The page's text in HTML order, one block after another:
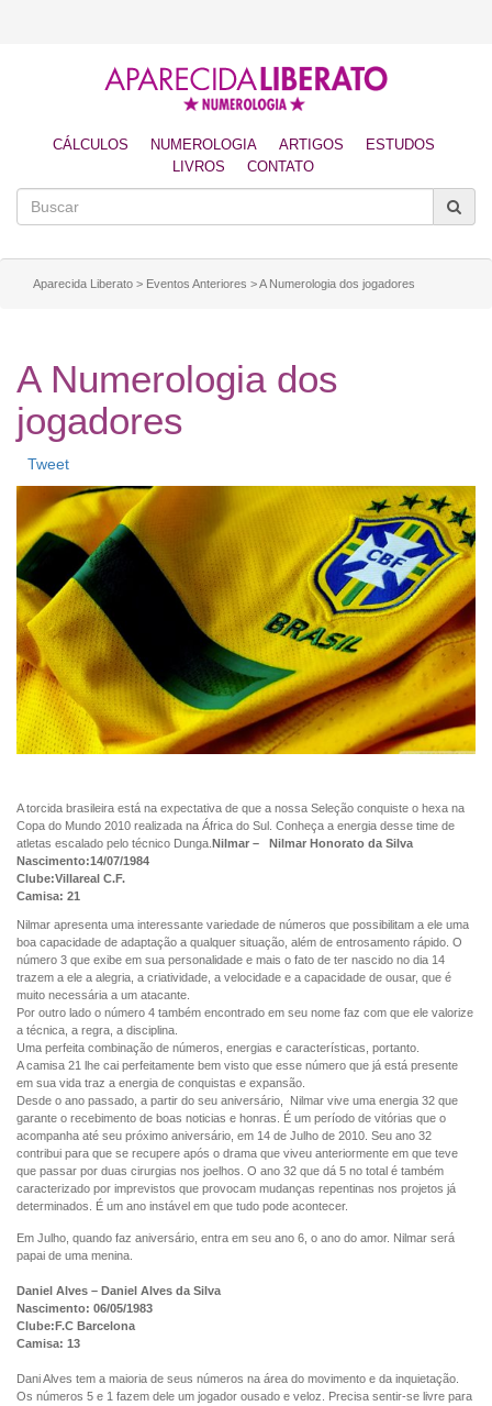
CÁLCULOS NUMEROLOGIA ARTIGOS
ESTUDOS
LIVROS
CONTATO
Aparecida Liberato > Eventos Anteriores >A Numerologia dos jogadores
A Numerologia dos
jogadores
Tweet
A torcida brasileira está na expectativa de que a nossa Seleção conquiste o hexa na
Copa do Mundo 2010 realizada na África do Sul. Conheça a energia desse time de
atletas escalado pelo técnico Dunga. Nilmar – Nilmar Honorato da Silva
Nascimento:14/07/1984
Clube:Villareal C.F.
Camisa: 21
Nilmar apresenta uma interessante variedade de números que possibilitam a ele uma
boa capacidade de adaptação a qualquer situação, além de entrosamento rápido. O
número 3 que exibe em sua personalidade e mais o fato de ter nascido no dia 14
trazem a ele a alegria, a criatividade, a velocidade e a capacidade de ousar, que é
muito necessária a um atacante.
Por outro lado o número 4 também encontrado em seu nome faz com que ele valorize
a técnica, a regra, a disciplina.
Uma perfeita combinação de números, energias e características, portanto.
A camisa 21 lhe cai perfeitamente bem visto que esse número que já está presente
em sua vida traz a energia de conquistas e expansão.
Desde o ano passado, a partir do seu aniversário, Nilmar vive uma energia 32 que
garante o recebimento de boas noticias e honras. É um período de vitórias que o
acompanha até seu próximo aniversário, em 14 de Julho de 2010. Seu ano 32
contribui para que se recupere após o drama que viveu anteriormente em que teve
que passar por duas cirurgias nos joelhos. O ano 32 que dá 5 no total é também
caracterizado por imprevistos que provocam mudanças repentinas nos projetos já
determinados. É um ano instável em que tudo pode acontecer.
Em Julho, quando faz aniversário, entra em seu ano 6, o ano do amor. Nilmar será
papai de uma menina.
Daniel Alves – Daniel Alves da Silva
Nascimento: 06/05/1983
Clube:F.C Barcelona
Camisa: 13
Dani Alves tem a maioria de seus números na área do movimento e da inquietação.
Os números 5 e 1 fazem dele um jogador ousado e veloz. Precisa sentir-se livre para